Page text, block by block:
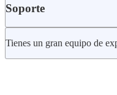
Soporte
Tienes un gran equipo de